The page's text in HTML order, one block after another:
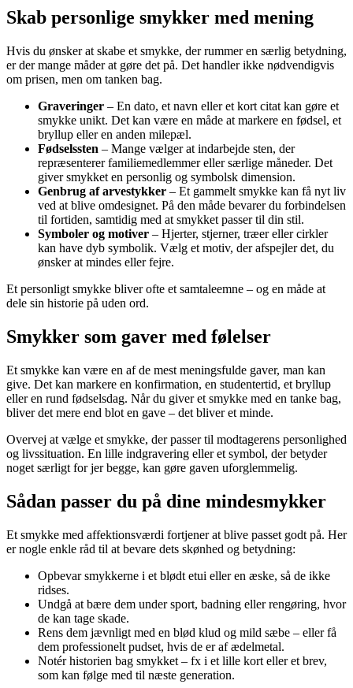
Skab personlige smykker med mening
Hvis du ønsker at skabe et smykke, der rummer en særlig betydning,
er der mange måder at gøre det på. Det handler ikke nødvendigvis
om prisen, men om tanken bag.
Graveringer – En dato, et navn eller et kort citat kan gøre et
smykke unikt. Det kan være en måde at markere en fødsel, et
bryllup eller en anden milepæl.
Fødselssten – Mange vælger at indarbejde sten, der
repræsenterer familiemedlemmer eller særlige måneder. Det
giver smykket en personlig og symbolsk dimension.
Genbrug af arvestykker – Et gammelt smykke kan få nyt liv
ved at blive omdesignet. På den måde bevarer du forbindelsen
til fortiden, samtidig med at smykket passer til din stil.
Symboler og motiver – Hjerter, stjerner, træer eller cirkler
kan have dyb symbolik. Vælg et motiv, der afspejler det, du
ønsker at mindes eller fejre.
Et personligt smykke bliver ofte et samtaleemne – og en måde at
dele sin historie på uden ord.
Smykker som gaver med følelser
Et smykke kan være en af de mest meningsfulde gaver, man kan
give. Det kan markere en konfirmation, en studentertid, et bryllup
eller en rund fødselsdag. Når du giver et smykke med en tanke bag,
bliver det mere end blot en gave – det bliver et minde.
Overvej at vælge et smykke, der passer til modtagerens personlighed
og livssituation. En lille indgravering eller et symbol, der betyder
noget særligt for jer begge, kan gøre gaven uforglemmelig.
Sådan passer du på dine mindesmykker
Et smykke med affektionsværdi fortjener at blive passet godt på. Her
er nogle enkle råd til at bevare dets skønhed og betydning:
Opbevar smykkerne i et blødt etui eller en æske, så de ikke
ridses.
Undgå at bære dem under sport, badning eller rengøring, hvor
de kan tage skade.
Rens dem jævnligt med en blød klud og mild sæbe – eller få
dem professionelt pudset, hvis de er af ædelmetal.
Notér historien bag smykket – fx i et lille kort eller et brev,
som kan følge med til næste generation.